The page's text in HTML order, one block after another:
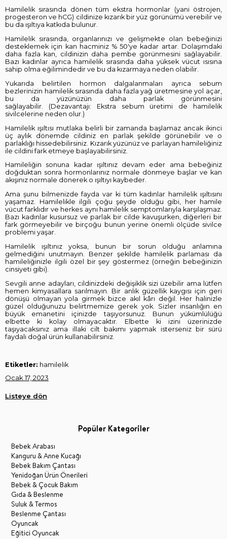
Hamilelik sırasında dönen tüm ekstra hormonlar (yani östrojen,
progesteron ve hCG) cildinize kızarık bir yüz görünümü verebilir ve
bu da ışıltıya katkıda bulunur.
Hamilelik sırasında, organlarınızı ve gelişmekte olan bebeğinizi
desteklemek için kan hacminiz % 50'ye kadar artar. Dolaşımdaki
daha fazla kan, cildinizin daha pembe görünmesini sağlayabilir.
Bazı kadınlar ayrıca hamilelik sırasında daha yüksek vücut ısısına
sahip olma eğilimindedir ve bu da kızarmaya neden olabilir.
Yukarıda belirtilen hormon dalgalanmaları ayrıca sebum
bezlerinizin hamilelik sırasında daha fazla yağ üretmesine yol açar,
bu da yüzünüzün daha parlak görünmesini
sağlayabilir. (Dezavantajı: Ekstra sebum üretimi de hamilelik
sivilcelerine neden olur.)
Hamilelik ışıltısı mutlaka belirli bir zamanda başlamaz ancak ikinci
üç aylık dönemde cildiniz en parlak şekilde görünebilir ve o
parlaklığı hissedebilirsiniz. Kızarık yüzünüz ve parlayan hamileliğiniz
ile cildini fark etmeye başlayabilirsiniz.
Hamileliğin sonuna kadar ışıltınız devam eder ama bebeğiniz
doğduktan sonra hormonlarınız normale dönmeye başlar ve kan
akışınız normale dönerek o ışıltıyı kaybeder.
Ama şunu bilmenizde fayda var ki tüm kadınlar hamilelik ışıltısını
yaşamaz. Hamilelikle ilgili çoğu şeyde olduğu gibi, her hamile
vücut farklıdır ve herkes aynı hamilelik semptomlarıyla karşılaşmaz.
Bazı kadınlar kusursuz ve parlak bir cilde kavuşurken, diğerleri bir
fark görmeyebilir ve birçoğu bunun yerine önemli ölçüde sivilce
problemi yaşar.
Hamilelik ışıltınız yoksa, bunun bir sorun olduğu anlamına
gelmediğini unutmayın. Benzer şekilde hamilelik parlaması da
hamileliğinizle ilgili özel bir şey göstermez (örneğin bebeğinizin
cinsiyeti gibi).
Sevgili anne adayları, cildinizdeki değişiklik sizi üzebilir ama lütfen
hemen kimyasallara sarılmayın. Bir anlık güzellik kaygısı için geri
dönüşü olmayan yola girmek bizce akıl kârı değil. Her halinizle
güzel olduğunuzu belirtmemize gerek yok. Sizler insanlığın en
büyük emanetini içinizde taşıyorsunuz. Bunun yükümlülüğü
elbette ki kolay olmayacaktır. Elbette ki izini üzerinizde
taşıyacaksınız ama illaki cilt bakımı yapmak isterseniz bir sürü
faydalı doğal ürün kullanabilirsiniz.
Etiketler: hamilelik
Ocak 17, 2023
Listeye dön
Popüler Kategoriler
Bebek Arabası
Kanguru & Anne Kucağı
Bebek Bakım Çantası
Yenidoğan Ürün Önerileri
Bebek & Çocuk Bakım
Gıda & Beslenme
Suluk & Termos
Beslenme Çantası
Oyuncak
Eğitici Oyuncak